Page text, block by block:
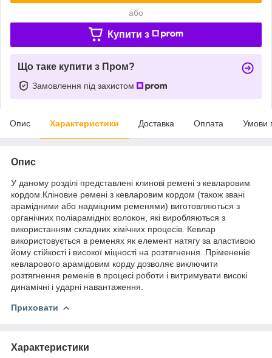
або
Купити з
Що таке купити з Пром?
Замовлення під захистом
Опис Характеристики Доставка Оплата Умови
Опис
У даному розділі представлені клинові ремені з кевларовим
кордом.Кліновие ремені з кевларовим кордом (також звані
арамідними або надміцним ременями) виготовляються з
органічних поліарамідніх волокон, які виробляються з
використанням складних хімічних процесів. Кевлар
використовується в ременях як елемент натягу за властивою
йому стійкості і високої міцності на розтягнення .Прімененіе
кевларового арамідовим корду дозволяє виключити
розтягнення ременів в процесі роботи і витримувати високі
динамічні і ударні навантаження.
Приховати
Характеристики